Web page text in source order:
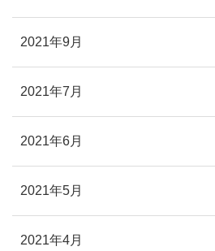
2021年9月
2021年7月
2021年6月
2021年5月
2021年4月